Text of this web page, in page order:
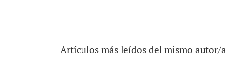
Artículos más leídos del mismo autor/a